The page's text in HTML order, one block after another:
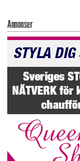
Annonser